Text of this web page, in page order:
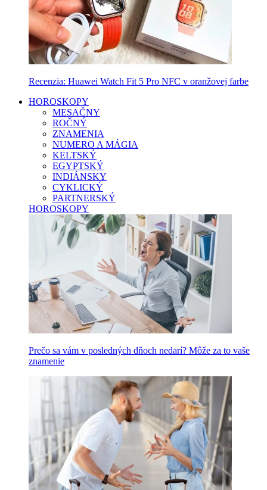
Recenzia: Huawei Watch Fit 5 Pro NFC v oranžovej farbe
HOROSKOPY
MESAČNY
ROČNÝ
ZNAMENIA
NUMERO A MÁGIA
KELTSKÝ
EGYPTSKÝ
INDIÁNSKY
CYKLICKÝ
PARTNERSKÝ
HOROSKOPY
Prečo sa vám v posledných dňoch nedarí? Môže za to vaše
znamenie